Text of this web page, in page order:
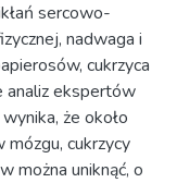
sercowo-
nadwaga i
cukrzyca
analiz ekspertów
że około
cukrzycy
można uniknąć, o